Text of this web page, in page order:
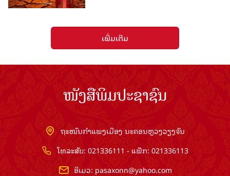
ເພີ່ມເຕີມ
ໜັງສືພິມປະຊາຊົນ
ຖະໜົນກຳແພງເມືອງ ນະຄອນຫຼວງວຽງຈັນ
ໂທລະສັບ: 021336111 - ແຟັກ: 021336113
ອີເມວ: pasaxonn@yahoo.com